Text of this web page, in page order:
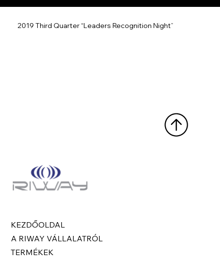
2019 Third Quarter “Leaders Recognition Night”
KEZDŐOLDAL
A RIWAY VÁLLALATRÓL
TERMÉKEK